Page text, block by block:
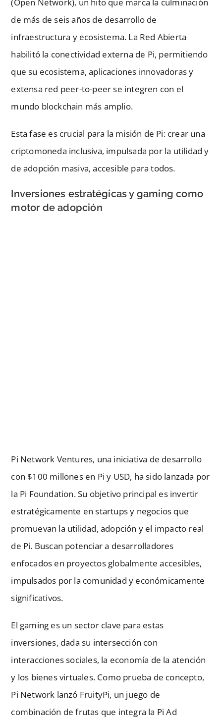
de más de seis años de desarrollo de
infraestructura y ecosistema. La Red Abierta
habilitó la conectividad externa de Pi, permitiendo
que su ecosistema, aplicaciones innovadoras y
extensa red peer-to-peer se integren con el
mundo blockchain más amplio.
Esta fase es crucial para la misión de Pi: crear una
criptomoneda inclusiva, impulsada por la utilidad y
de adopción masiva, accesible para todos.
Inversiones estratégicas y gaming como
motor de adopción
Pi Network Ventures, una iniciativa de desarrollo
con $100 millones en Pi y USD, ha sido lanzada por
la Pi Foundation. Su objetivo principal es invertir
estratégicamente en startups y negocios que
promuevan la utilidad, adopción y el impacto real
de Pi. Buscan potenciar a desarrolladores
enfocados en proyectos globalmente accesibles,
impulsados por la comunidad y económicamente
significativos.
El gaming es un sector clave para estas
inversiones, dada su intersección con
interacciones sociales, la economía de la atención
y los bienes virtuales. Como prueba de concepto,
Pi Network lanzó FruityPi, un juego de
combinación de frutas que integra la Pi Ad